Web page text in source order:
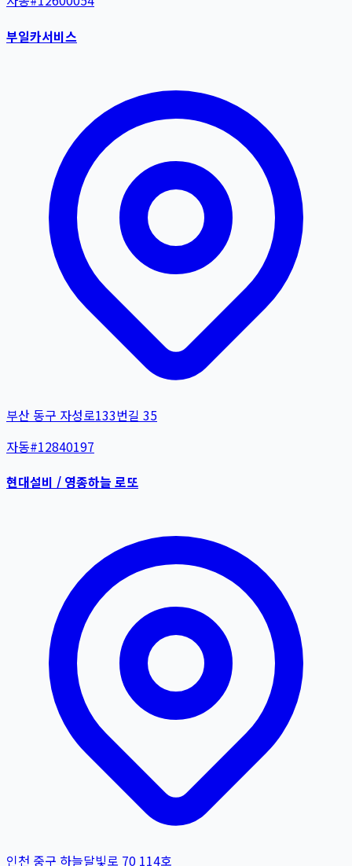
부일카서비스
부산 동구 자성로133번길 35
자동#12840197
현대설비 / 영종하늘 로또
인천 중구 하늘달빛로 70 114호